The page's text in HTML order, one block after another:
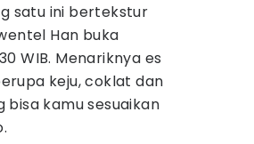
satu ini bertekstur
Han buka
WIB. Menariknya es
keju, coklat dan
kamu sesuaikan